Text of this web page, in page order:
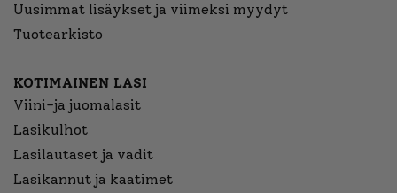
Uusimmat lisäykset ja viimeksi myydyt
Tuotearkisto
KOTIMAINEN LASI
Viini-ja juomalasit
Lasikulhot
Lasilautaset ja vadit
Lasikannut ja kaatimet